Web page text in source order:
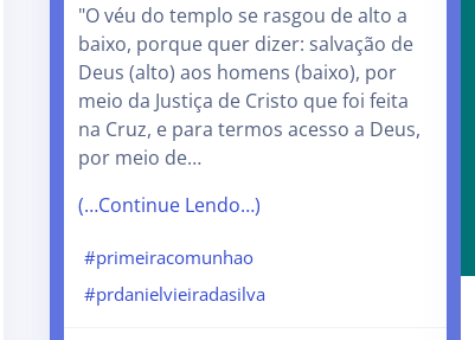
"O véu do templo se rasgou de alto a
baixo, porque quer dizer: salvação de
Deus (alto) aos homens (baixo), por
meio da Justiça de Cristo que foi feita
na Cruz, e para termos acesso a Deus,
por meio de…
(…Continue Lendo…)
#primeiracomunhao
#prdanielvieiradasilva